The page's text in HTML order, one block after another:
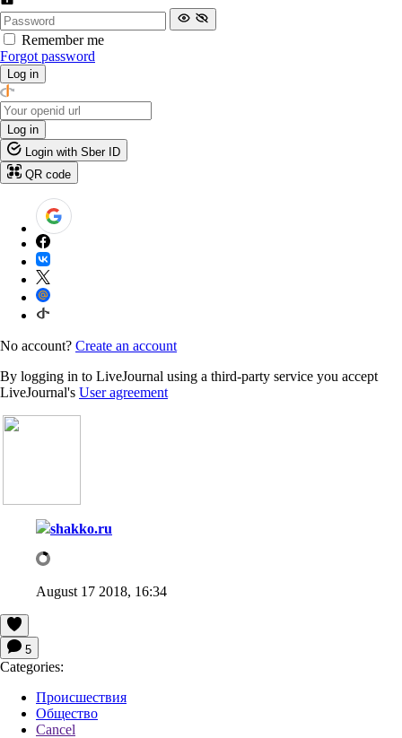
Remember me
Forgot password
Log in
Log in
Login with Sber ID
QR code
No account? Create an account
By logging in to LiveJournal using a third-party service you accept
LiveJournal's User agreement
shakko.ru
August 17 2018, 16:34
5
Categories:
Происшествия
Общество
Cancel